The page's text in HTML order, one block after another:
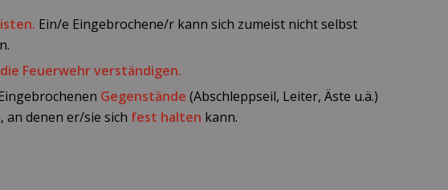
Ein/e Eingebrochene/r kann sich zumeist nicht selbst
Feuerwehr verständigen.
Gegenstände (Abschleppseil, Leiter, Äste u.ä.)
an denen er/sie sich fest halten kann.